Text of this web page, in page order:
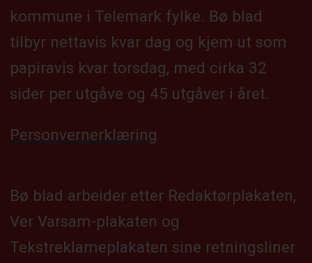
kommune i Telemark fylke. Bø blad
tilbyr nettavis kvar dag og kjem ut som
papiravis kvar torsdag, med cirka 32
sider per utgåve og 45 utgåver i året.
Personvernerklæring
Bø blad arbeider etter Redaktørplakaten,
Ver Varsam-plakaten og
Tekstreklameplakaten sine retningsliner